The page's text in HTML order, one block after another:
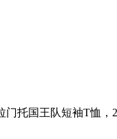
托国王队短袖T恤